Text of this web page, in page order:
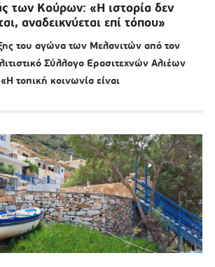
των Κούρων: «Η ιστορία δεν
αναδεικνύεται επί τόπου»
του αγώνα των Μελανιτών από τον
Σύλλογο Ερασιτεχνών Αλιέων
τοπική κοινωνία είναι